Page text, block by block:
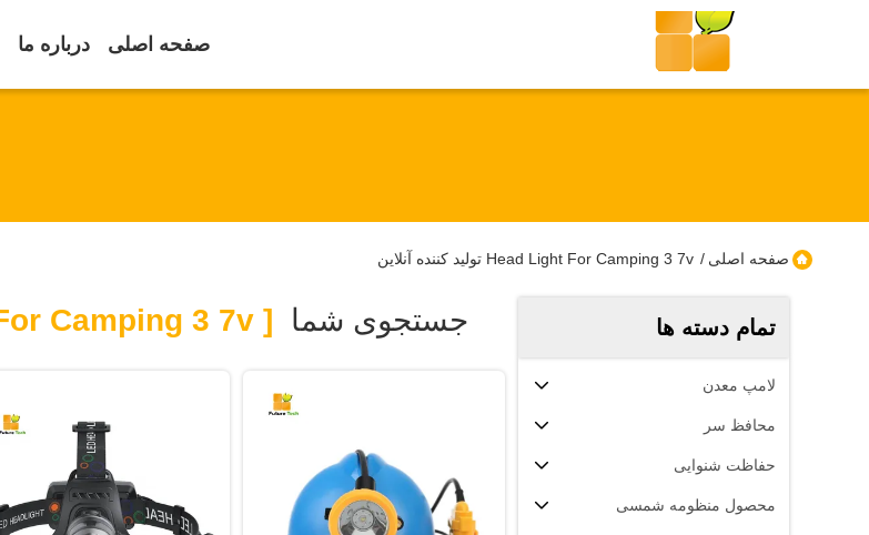
صفحه اصلی درباره ما
صفحه اصلی / Head Light For Camping 3 7v تولید کننده آنلاین
تمام دسته ها
لامپ معدن
محافظ سر
حفاظت شنوایی
محصول منظومه شمسی
جستجوی شما [ Head Light For Camping 3 7v ]